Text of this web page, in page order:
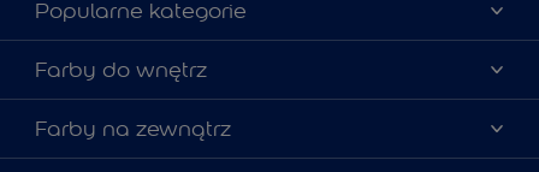
Mapa strony
Kontakt
Popularne kategorie
Kolory farb
Porady ekspertów
Zainspiruj się
Farby do wnętrz
Farby do ścian
Farby uniwersalne
Farby na zewnątrz